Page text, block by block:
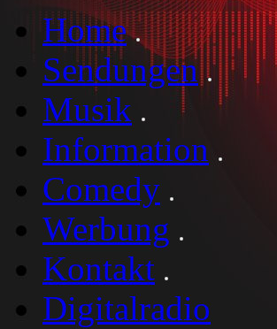
Home
Sendungen
Musik
Information
Comedy
Werbung
Kontakt
Digitalradio